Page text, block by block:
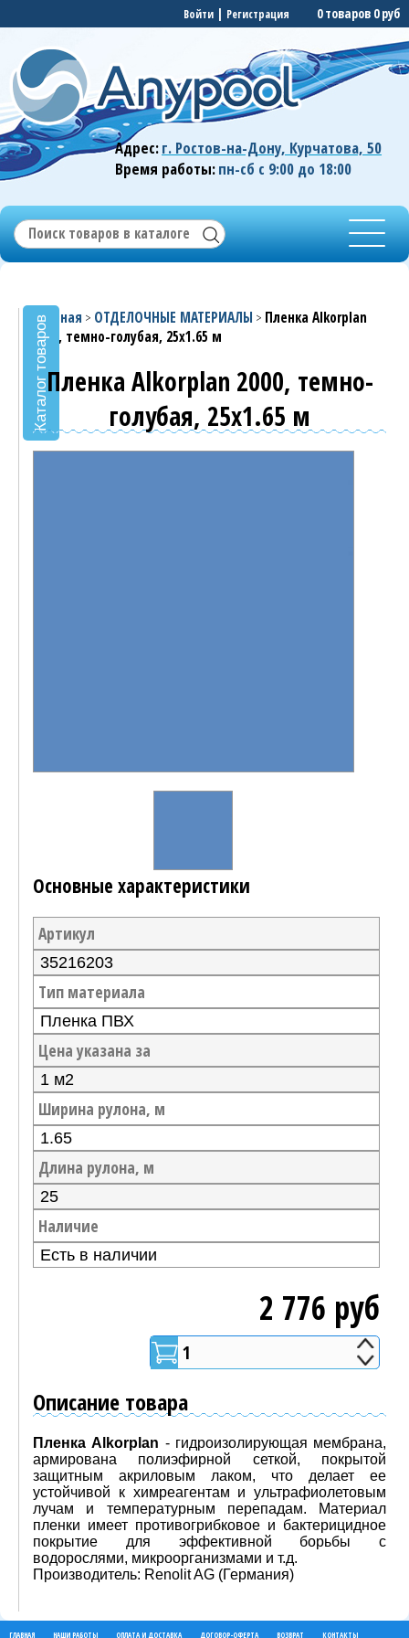
0 товаров 0 руб
Войти | Регистрация
Адрес:г. Ростов-на-Дону, Курчатова, 50
Время работы:пн-сб с 9:00 до 18:00
Каталог товаров
Главная > ОТДЕЛОЧНЫЕ МАТЕРИАЛЫ > Пленка Alkorplan
2000, темно-голубая, 25х1.65 м
Пленка Alkorplan 2000, темно-
голубая, 25х1.65 м
Основные характеристики
Артикул
35216203
Тип материала
Пленка ПВХ
Цена указана за
1 м2
Ширина рулона, м
1.65
Длина рулона, м
25
Наличие
Есть в наличии
2 776 руб
1
Описание товара
Пленка Alkorplan - гидроизолирующая мембрана,
армирована полиэфирной сеткой, покрытой
защитным акриловым лаком, что делает ее
устойчивой к химреагентам и ультрафиолетовым
лучам и температурным перепадам. Материал
пленки имеет противогрибковое и бактерицидное
покрытие для эффективной борьбы с
водорослями, микроорганизмами и т.д.
Производитель: Renolit AG (Германия)
ГЛАВНАЯ НАШИ РАБОТЫ ОПЛАТА И ДОСТАВКА ДОГОВОР-ОФЕРТА ВОЗВРАТ КОНТАКТЫ